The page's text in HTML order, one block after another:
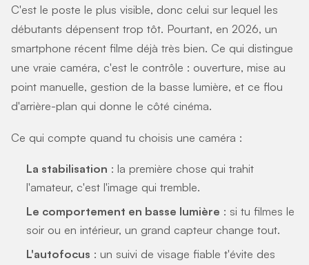
C'est le poste le plus visible, donc celui sur lequel les
débutants dépensent trop tôt. Pourtant, en 2026, un
smartphone récent filme déjà très bien. Ce qui distingue
une vraie caméra, c'est le contrôle : ouverture, mise au
point manuelle, gestion de la basse lumière, et ce flou
d'arrière-plan qui donne le côté cinéma.
Ce qui compte quand tu choisis une caméra :
La stabilisation : la première chose qui trahit
l'amateur, c'est l'image qui tremble.
Le comportement en basse lumière : si tu filmes le
soir ou en intérieur, un grand capteur change tout.
L'autofocus : un suivi de visage fiable t'évite des